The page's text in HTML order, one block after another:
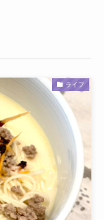
ライフ